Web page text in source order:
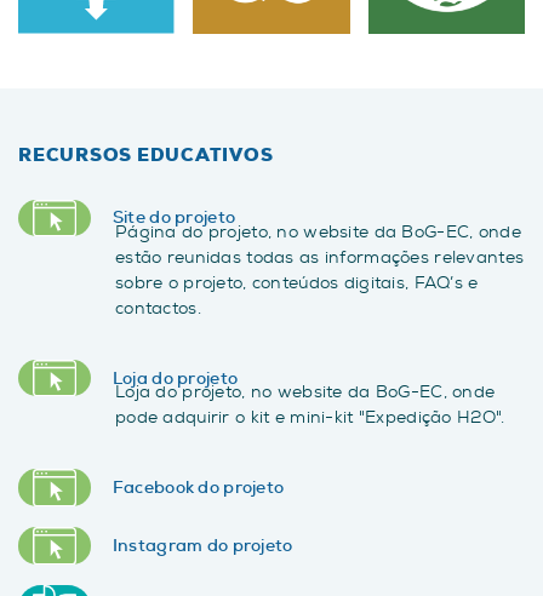
RECURSOS EDUCATIVOS
Site do projeto
Página do projeto, no website da BoG-EC, onde
estão reunidas todas as informações relevantes
sobre o projeto, conteúdos digitais, FAQ’s e
contactos.
Loja do projeto
Loja do projeto, no website da BoG-EC, onde
pode adquirir o kit e mini-kit "Expedição H2O".
Facebook do projeto
Instagram do projeto